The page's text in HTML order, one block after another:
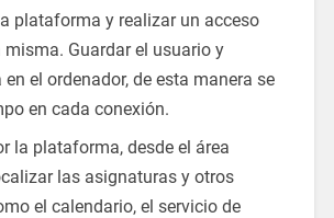
plataforma y realizar un acceso
Guardar el usuario y
el ordenador, de esta manera se
en cada conexión.
la plataforma, desde el área
las asignaturas y otros
el calendario, el servicio de